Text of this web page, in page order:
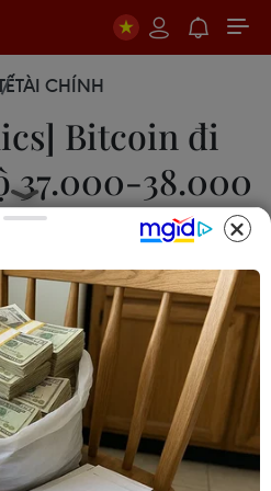
TÀI CHÍNH
Bitcoin đi
37.000-38.000
USD
07:49
2 đang dao động trong
USD. Bitcoin đã đạt được
cuối tuần trước, giúp các
lo lắng sau một tuần nhiều
động.